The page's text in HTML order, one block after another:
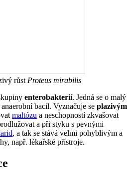
růst Proteus mirabilis
enterobakterií. Jedná se o malý
bacil. Vyznačuje se plazivým
maltózu a neschopností zkvašovat
a při styku s pevnými
, a tak se stává velmi pohyblivým a
např. lékařské přístroje.